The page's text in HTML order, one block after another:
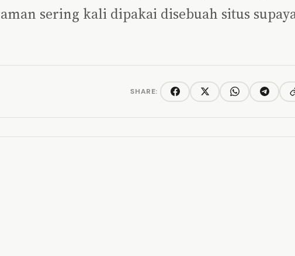
sering kali dipakai disebuah situs
SHARE: FacebookTwitter/XWhatsAppTelegram